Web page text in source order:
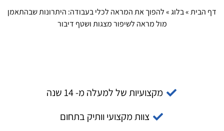
דף הבית»בלוג»להפוך את המראה לכלי בעבודה: היתרונות שבהתאמן
מול מראה לשיפור מצגות ושטף דיבור
מקצועיות של למעלה מ- 14 שנה
צוות מקצועי וותיק בתחום